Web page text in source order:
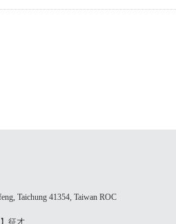
Taichung 41354, Taiwan ROC
征才